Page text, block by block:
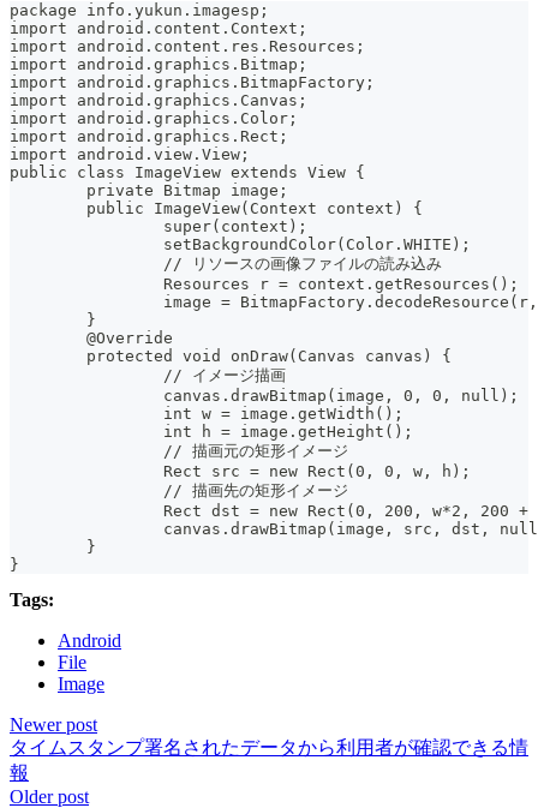
package info.yukun.imagesp;
import android.content.Context;
import android.content.res.Resources;
import android.graphics.Bitmap;
import android.graphics.BitmapFactory;
import android.graphics.Canvas;
import android.graphics.Color;
import android.graphics.Rect;
import android.view.View;
public class ImageView extends View {
	private Bitmap image;
	public ImageView(Context context) {
		super(context);
		setBackgroundColor(Color.WHITE);
		// リソースの画像ファイルの読み込み
		Resources r = context.getResources();
image =
	}
	@Override
	protected void onDraw(Canvas canvas) {
		// イメージ描画
		canvas.drawBitmap(image, 0, 0, null);
		int w = image.getWidth();
		int h = image.getHeight();
		// 描画元の矩形イメージ
		Rect src = new Rect(0, 0, w, h);
		// 描画先の矩形イメージ
Rect dst = new Rect(0, 200, w*2, 200 +
canvas.drawBitmap(image, src, dst,
	}
}
Tags:
Android
File
Image
Newer post
タイムスタンプ署名されたデータから利用者が確認できる情
報
Older post